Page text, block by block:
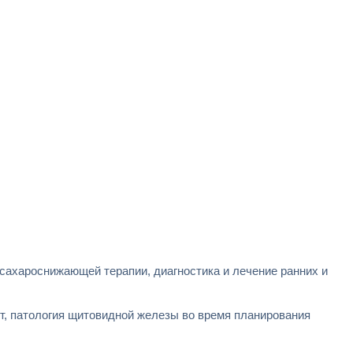
терапии, диагностика и лечение ранних и
патология щитовидной железы во время планирования